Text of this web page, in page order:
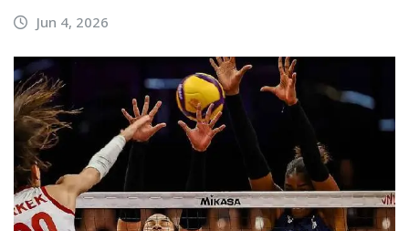
Jun 4, 2026